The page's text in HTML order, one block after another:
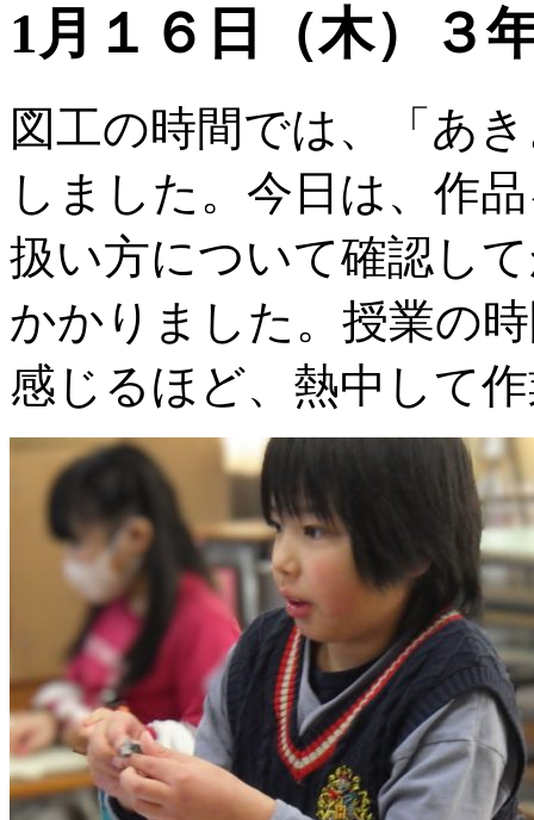
1月１６日（木）３
図工の時間では、「あ
しました。今日は、作
扱い方について確認し
かかりました。授業の
感じるほど、熱中して